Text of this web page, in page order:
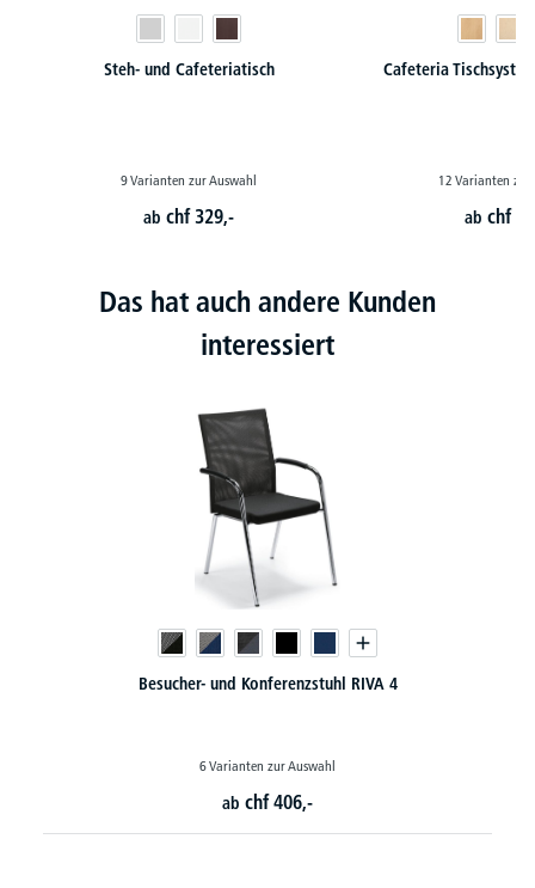
Steh- und Cafeteriatisch
9 Varianten zur Auswahl
abchf 329,-
Cafeteria
12 Varianten zur
abchf
Das hat auch andere Kunden
interessiert
Besucherstuhl FLORA II - Echt-/Kunstleder-Bezug
4 Varianten zur Auswahl
abchf